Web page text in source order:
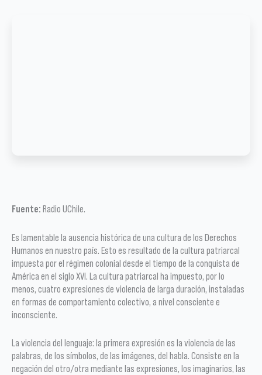
Fuente: Radio UChile.
Es lamentable la ausencia histórica de una cultura de los Derechos
Humanos en nuestro país. Esto es resultado de la cultura patriarcal
impuesta por el régimen colonial desde el tiempo de la conquista de
América en el siglo XVI. La cultura patriarcal ha impuesto, por lo
menos, cuatro expresiones de violencia de larga duración, instaladas
en formas de comportamiento colectivo, a nivel consciente e
inconsciente.
La violencia del lenguaje: la primera expresión es la violencia de las
palabras, de los símbolos, de las imágenes, del habla. Consiste en la
negación del otro/otra mediante las expresiones, los imaginarios, las